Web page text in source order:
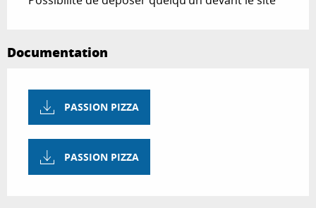
Documentation
PASSION PIZZA
PASSION PIZZA